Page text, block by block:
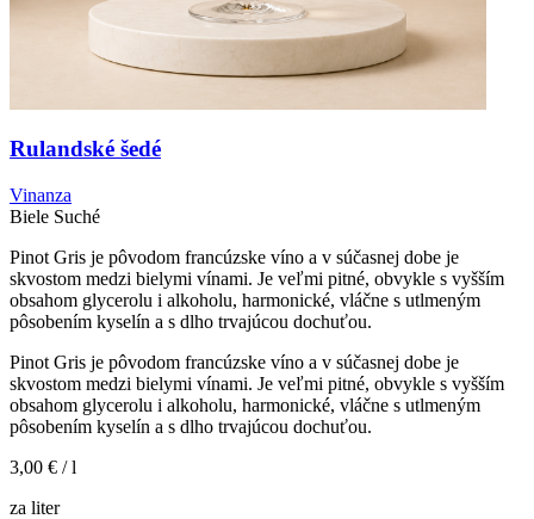
Rulandské šedé
Vinanza
Biele Suché
Pinot Gris je pôvodom francúzske víno a v súčasnej dobe je
skvostom medzi bielymi vínami. Je veľmi pitné, obvykle s vyšším
obsahom glycerolu i alkoholu, harmonické, vláčne s utlmeným
pôsobením kyselín a s dlho trvajúcou dochuťou.
Pinot Gris je pôvodom francúzske víno a v súčasnej dobe je
skvostom medzi bielymi vínami. Je veľmi pitné, obvykle s vyšším
obsahom glycerolu i alkoholu, harmonické, vláčne s utlmeným
pôsobením kyselín a s dlho trvajúcou dochuťou.
3,00 € / l
za liter